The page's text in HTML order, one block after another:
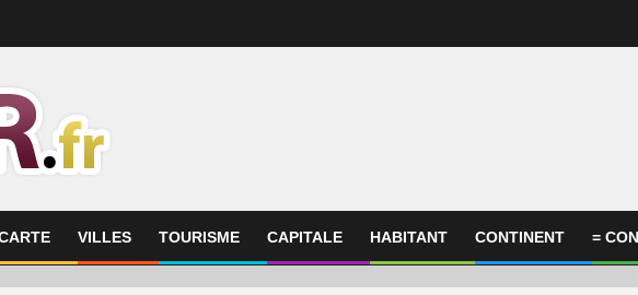
VILLES TOURISME CAPITALE HABITANT CONTINENT =